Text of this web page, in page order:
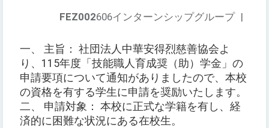
FEZ002606インターンシップグループ |
一、 主旨： 社団法人中華安得烈慈善協会よ
り、115年度「技能職人育成奨（助）学金」の
申請要項について通知がありましたので、本校
の資格を有する学生に申請を奨励いたします。
二、 申請対象： 本校に正式な学籍を有し、経
済的に困難な状況にある在校生。